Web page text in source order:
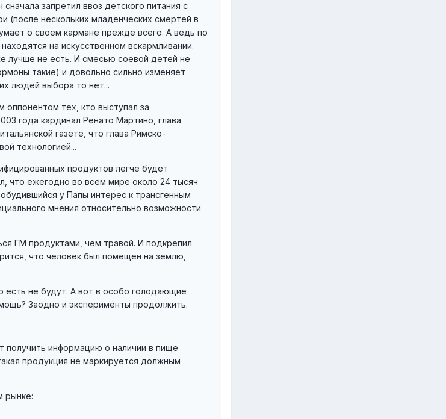
запретил ввоз детского питания с
(после нескольких младенческих смертей в
о своем кармане прежде всего. А ведь по
на искусственном вскармливании.
лучше не есть. И смесью соевой детей не
такие) и довольно сильно изменяет
людей выбора то нет...
тех, кто выступал за
года кардинал Ренато Мартино, глава
газете, что глава Римско-
технологией...
продуктов легче будет
что ежегодно во всем мире около 24 тысяч
у Папы интерес к трансгенным
мнения относительно возможности
ГМ продуктами, чем травой. И подкрепил
что человек был помещен на землю,
есть не будут. А вот в особо голодающие
Заодно и эксперименты продолжить.
получить информацию о наличии в пище
продукция не маркируется должным
рынке: